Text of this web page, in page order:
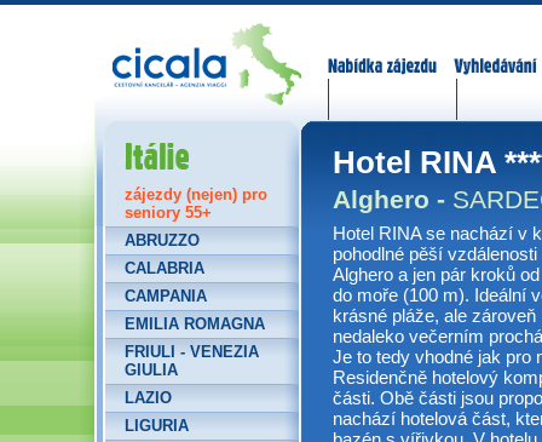
Hotel RINA
Alghero -
Hotel RINA se nachází v
pohodlné pěší
Alghero a jen pár kroků
do moře (100 m). Ideální
krásné pláže, ale
nedaleko večerním
Je to tedy vhodné jak pro
Residenčně hotelový
části. Obě části jsou
nachází hotelová část,
Itálie
zájezdy (nejen) pro
seniory 55+
ABRUZZO
CALABRIA
CAMPANIA
EMILIA ROMAGNA
FRIULI - VENEZIA
GIULIA
LAZIO
LIGURIA